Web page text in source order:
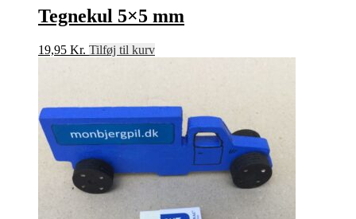
Tegnekul 5×5 mm
19,95 Kr. Tilføj til kurv